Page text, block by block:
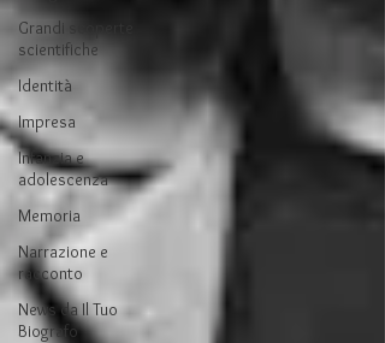
Grandi scoperte
scientifiche
Identità
Impresa
Infanzia e
adolescenza
Memoria
Narrazione e
racconto
News da Il Tuo
Biografo